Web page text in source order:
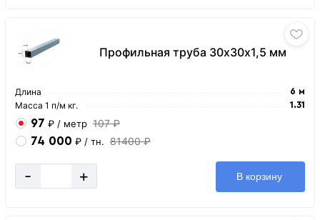
Профильная труба 30х30х1,5 мм
Длина 6 м
Масса 1 п/м кг. 1.31
97 ₽ / метр 107 ₽
74 000 ₽ / тн. 81400 ₽
- + В корзину